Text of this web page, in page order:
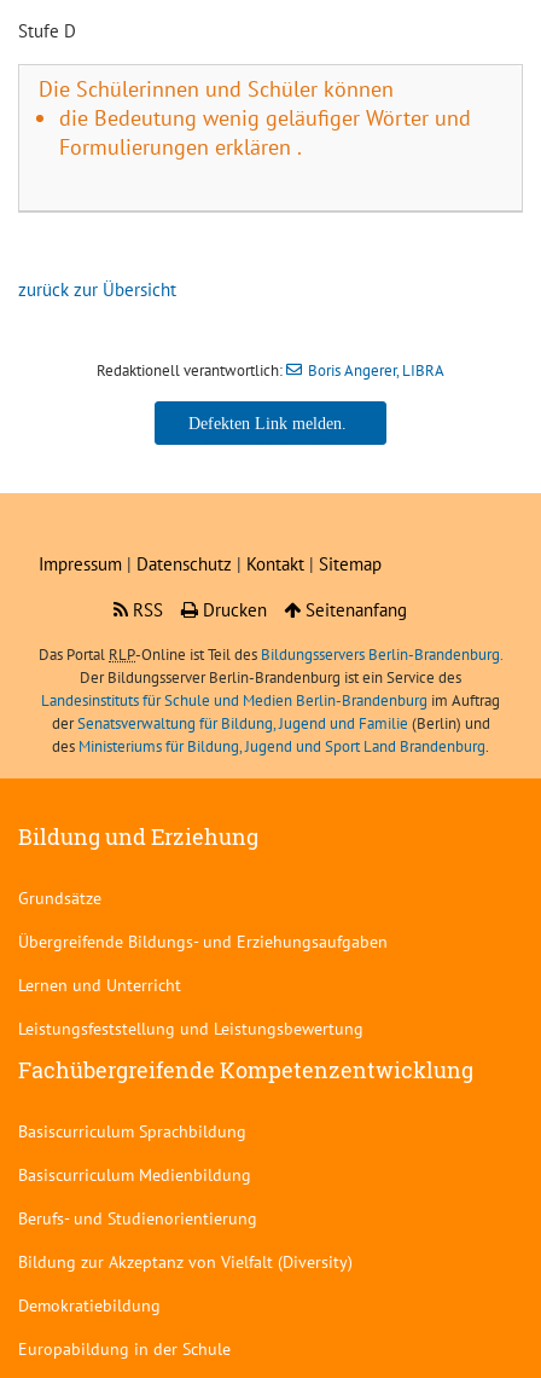
Stufe D
Die Schülerinnen und Schüler können
die Bedeutung wenig geläufiger Wörter und
Formulierungen erklären .
zurück zur Übersicht
Redaktionell verantwortlich: Boris Angerer, LIBRA
Boris Angerer, LIBRA
Impressum | Datenschutz | Kontakt | Sitemap
RSS
Drucken Seitenanfang
Das Portal RLP-Online ist Teil des Bildungsservers Berlin-Brandenburg.
Der Bildungsserver Berlin-Brandenburg ist ein Service des
Landesinstituts für Schule und Medien Berlin-Brandenburg im Auftrag
derSenatsverwaltung für Bildung, Jugend und Familie (Berlin) und
des Ministeriums für Bildung, Jugend und Sport Land Brandenburg.
Bildung und Erziehung
Grundsätze
Übergreifende Bildungs- und Erziehungsaufgaben
Lernen und Unterricht
Leistungsfeststellung und Leistungsbewertung
Fachübergreifende Kompetenzentwicklung
Basiscurriculum Sprachbildung
Basiscurriculum Medienbildung
Berufs- und Studienorientierung
Bildung zur Akzeptanz von Vielfalt (Diversity)
Demokratiebildung
Europabildung in der Schule